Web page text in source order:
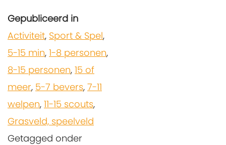
Gepubliceerd in
Activiteit, Sport & Spel,
5-15 min, 1-8 personen,
8-15 personen, 15 of
meer, 5-7 bevers, 7-11
welpen, 11-15 scouts,
Grasveld, speelveld
Getagged onder